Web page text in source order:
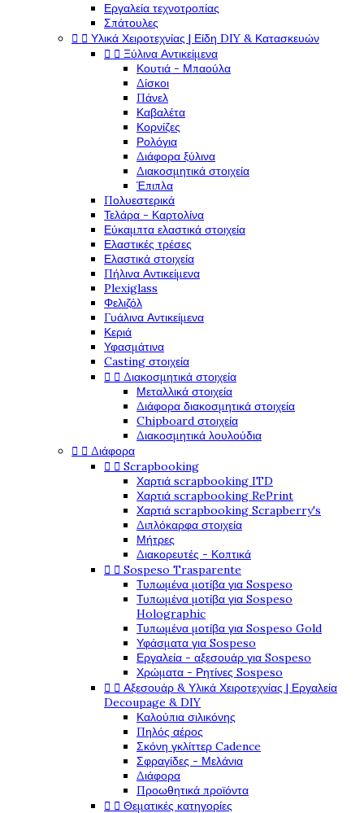
Εργαλεία τεχνοτροπίας
Σπάτουλες
  Υλικά Χειροτεχνίας | Είδη DIY & Κατασκευών
  Ξύλινα Αντικείμενα
Κουτιά - Μπαούλα
Δίσκοι
Πάνελ
Καβαλέτα
Κορνίζες
Ρολόγια
Διάφορα ξύλινα
Διακοσμητικά στοιχεία
Έπιπλα
Πολυεστερικά
Τελάρα - Καρτολίνα
Εύκαμπτα ελαστικά στοιχεία
Ελαστικές τρέσες
Ελαστικά στοιχεία
Πήλινα Αντικείμενα
Plexiglass
Φελιζόλ
Γυάλινα Αντικείμενα
Κεριά
Υφασμάτινα
Casting στοιχεία
  Διακοσμητικά στοιχεία
Μεταλλικά στοιχεία
Διάφορα διακοσμητικά στοιχεία
Chipboard στοιχεία
Διακοσμητικά λουλούδια
  Διάφορα
  Scrapbooking
Χαρτιά scrapbooking ITD
Χαρτιά scrapbooking RePrint
Χαρτιά scrapbooking Scrapberry's
Διπλόκαρφα στοιχεία
Μήτρες
Διακορευτές - Κοπτικά
  Sospeso Trasparente
Τυπωμένα μοτίβα για Sospeso
Τυπωμένα μοτίβα για Sospeso
Holographic
Τυπωμένα μοτίβα για Sospeso Gold
Υφάσματα για Sospeso
Εργαλεία - αξεσουάρ για Sospeso
Χρώματα - Ρητίνες Sospeso
  Αξεσουάρ & Υλικά Χειροτεχνίας | Εργαλεία
Decoupage & DIY
Καλούπια σιλικόνης
Πηλός αέρος
Σκόνη γκλίττερ Cadence
Σφραγίδες - Μελάνια
Διάφορα
Προωθητικά προϊόντα
  Θεματικές κατηγορίες